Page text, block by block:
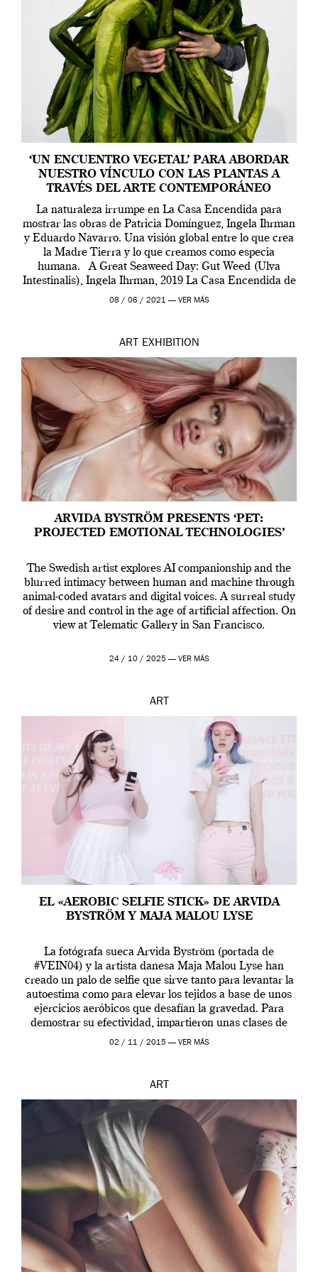
‘UN ENCUENTRO VEGETAL’ PARA ABORDAR
NUESTRO VÍNCULO CON LAS PLANTAS A
TRAVÉS DEL ARTE CONTEMPORÁNEO
La naturaleza irrumpe en La Casa Encendida para
mostrar las obras de Patricia Domínguez, Ingela Ihrman
y Eduardo Navarro. Una visión global entre lo que crea
la Madre Tierra y lo que creamos como especia
humana. A Great Seaweed Day: Gut Weed (Ulva
Intestinalis), Ingela Ihrman, 2019 La Casa Encendida de
Madrid y la Wellcome […]
08 / 06 / 2021 — VER MÁS
ART EXHIBITION
ARVIDA BYSTRÖM PRESENTS ‘PET:
PROJECTED EMOTIONAL TECHNOLOGIES’
The Swedish artist explores AI companionship and the
blurred intimacy between human and machine through
animal-coded avatars and digital voices. A surreal study
of desire and control in the age of artificial affection. On
view at Telematic Gallery in San Francisco.
24 / 10 / 2025 — VER MÁS
ART
EL «AEROBIC SELFIE STICK» DE ARVIDA
BYSTRÖM Y MAJA MALOU LYSE
La fotógrafa sueca Arvida Byström (portada de
#VEIN04) y la artista danesa Maja Malou Lyse han
creado un palo de selfie que sirve tanto para levantar la
autoestima como para elevar los tejidos a base de unos
ejercicios aeróbicos que desafían la gravedad. Para
demostrar su efectividad, impartieron unas clases de
prueba en el Tate […]
02 / 11 / 2015 — VER MÁS
ART